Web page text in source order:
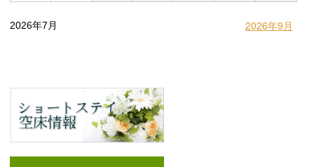
2026年7月 2026年9月